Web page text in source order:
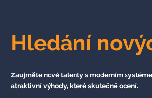
Hledání
Zaujměte nové talenty s moderním
atraktivní výhody, které skutečně ocení.